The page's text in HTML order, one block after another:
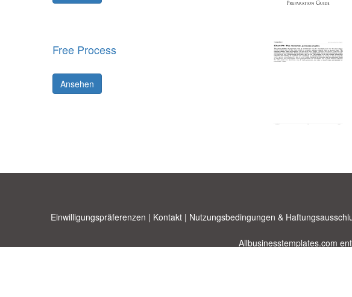
Free Process
Ansehen
Einwilligungspräferenzen | Kontakt | Nutzungsbedingungen &
Allbusinesstemplates.com